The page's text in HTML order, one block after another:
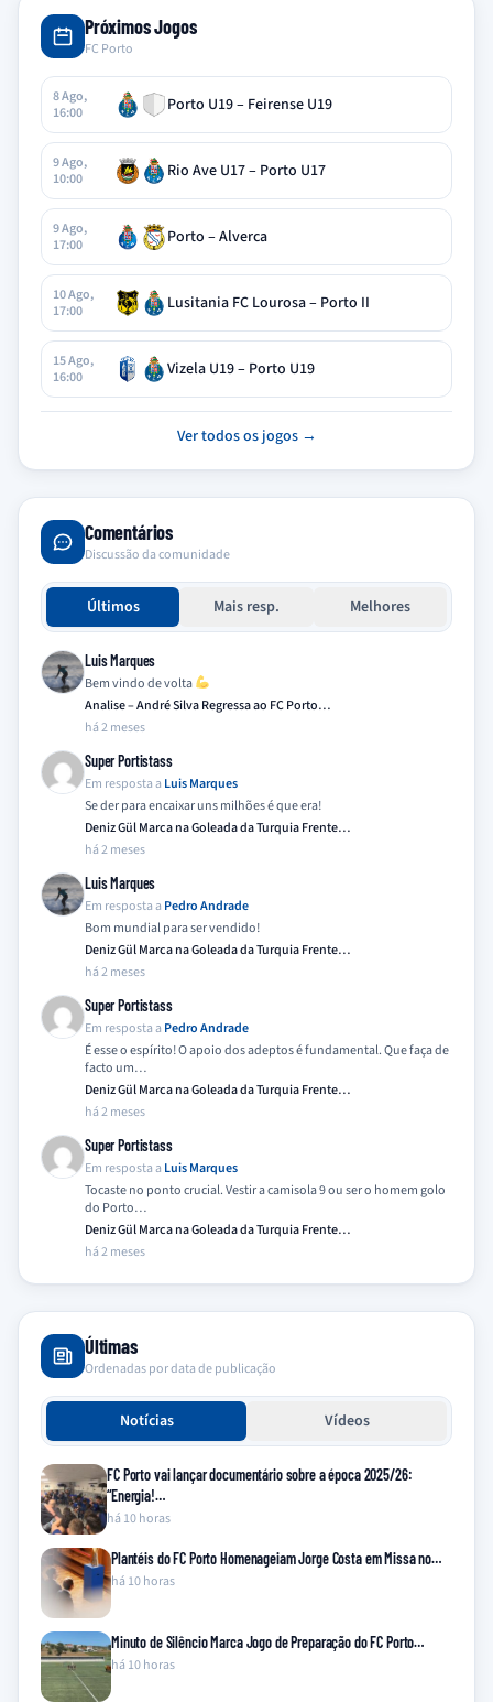
Próximos Jogos
FC Porto
8 Ago,
16:00
Porto U19 – Feirense U19
9 Ago,
10:00
Rio Ave U17 – Porto U17
9 Ago,
17:00
Porto – Alverca
10 Ago,
17:00
Lusitania FC Lourosa – Porto II
15 Ago,
16:00
Vizela U19 – Porto U19
Ver todos os jogos →
Comentários
Discussão da comunidade
Últimos Mais resp. Melhores
Luis Marques
Bem vindo de volta
Analise – André Silva Regressa ao FC Porto…
há 2 meses
Super Portistass
Em resposta a Luis Marques
Se der para encaixar uns milhões é que era!
Deniz Gül Marca na Goleada da Turquia Frente…
há 2 meses
Luis Marques
Em resposta a Pedro Andrade
Bom mundial para ser vendido!
Deniz Gül Marca na Goleada da Turquia Frente…
há 2 meses
Super Portistass
Em resposta a Pedro Andrade
É esse o espírito! O apoio dos adeptos é fundamental. Que faça de
facto um…
Deniz Gül Marca na Goleada da Turquia Frente…
há 2 meses
Super Portistass
Em resposta a Luis Marques
Tocaste no ponto crucial. Vestir a camisola 9 ou ser o homem golo
do Porto…
Deniz Gül Marca na Goleada da Turquia Frente…
há 2 meses
Últimas
Ordenadas por data de publicação
Notícias Vídeos
FC Porto vai lançar documentário sobre a época 2025/26:
“Energia!…
há 10 horas
Plantéis do FC Porto Homenageiam Jorge Costa em Missa no…
há 10 horas
Minuto de Silêncio Marca Jogo de Preparação do FC Porto…
há 10 horas